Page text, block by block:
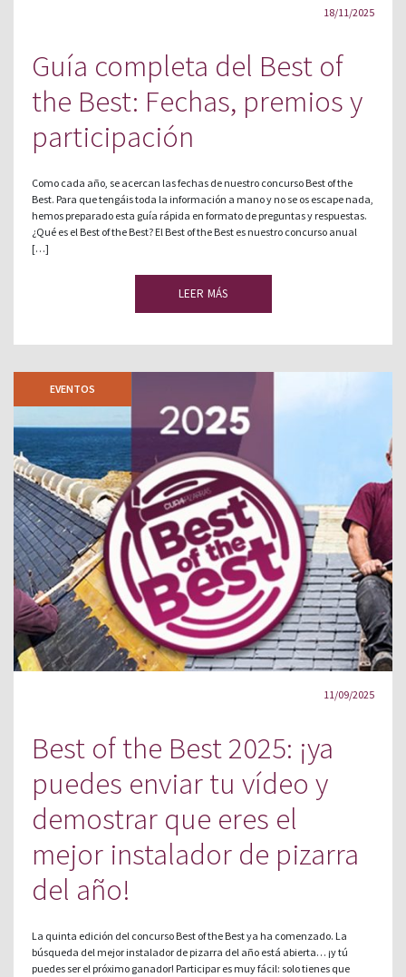
18/11/2025
Guía completa del Best of
the Best: Fechas, premios y
participación
Como cada año, se acercan las fechas de nuestro concurso Best of the
Best. Para que tengáis toda la información a mano y no se os escape nada,
hemos preparado esta guía rápida en formato de preguntas y respuestas.
¿Qué es el Best of the Best? El Best of the Best es nuestro concurso anual
[…]
LEER MÁS
EVENTOS
11/09/2025
Best of the Best 2025: ¡ya
puedes enviar tu vídeo y
demostrar que eres el
mejor instalador de pizarra
del año!
La quinta edición del concurso Best of the Best ya ha comenzado. La
búsqueda del mejor instalador de pizarra del año está abierta… ¡y tú
puedes ser el próximo ganador! Participar es muy fácil: solo tienes que